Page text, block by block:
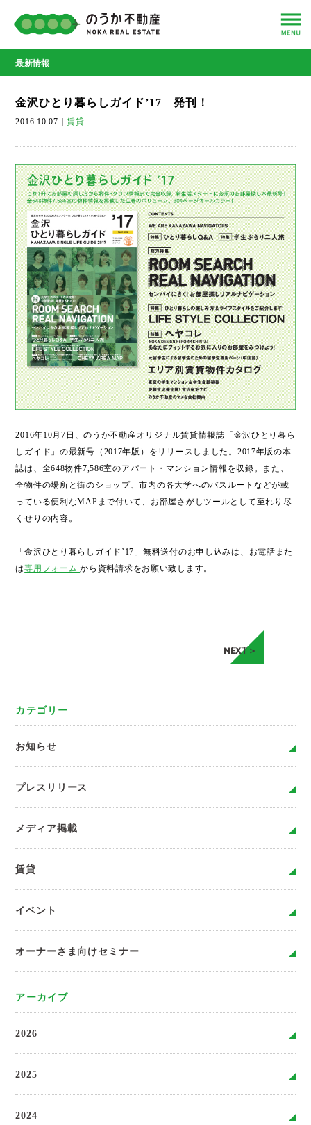
最新情報
金沢ひとり暮らしガイド’17 発刊！
2016.10.07 ｜賃貸
2016年10月7日、のうか不動産オリジナル賃貸情報誌「金沢ひとり暮ら
しガイド」の最新号（2017年版）をリリースしました。2017年版の本
誌は、全648物件7,586室のアパート・マンション情報を収録。また、
全物件の場所と街のショップ、市内の各大学へのバスルートなどが載
っている便利なMAPまで付いて、お部屋さがしツールとして至れり尽
くせりの内容。
「金沢ひとり暮らしガイド’17」無料送付のお申し込みは、お電話また
は専用フォームから資料請求をお願い致します。
NEXT＞
カテゴリー
お知らせ
プレスリリース
メディア掲載
賃貸
イベント
オーナーさま向けセミナー
アーカイブ
2026
2025
2024